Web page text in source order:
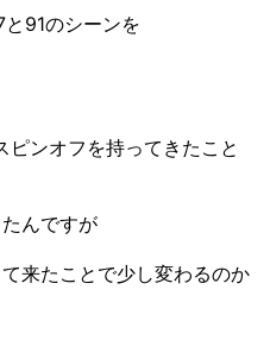
91のシーンを
ピンオフを持ってきたこと
んですが
来たことで少し変わるのか